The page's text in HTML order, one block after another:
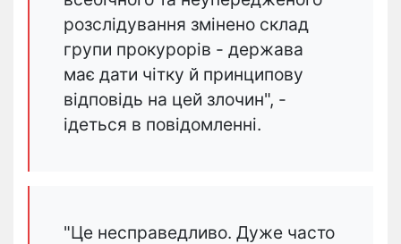
розслідування змінено склад
групи прокурорів - держава
має дати чітку й принципову
відповідь на цей злочин", -
ідеться в повідомленні.
"Це несправедливо. Дуже часто